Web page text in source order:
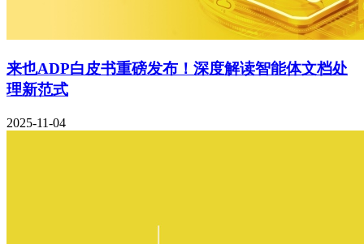
来也ADP白皮书重磅发布！深度解读智能体文档处
理新范式
2025-11-04